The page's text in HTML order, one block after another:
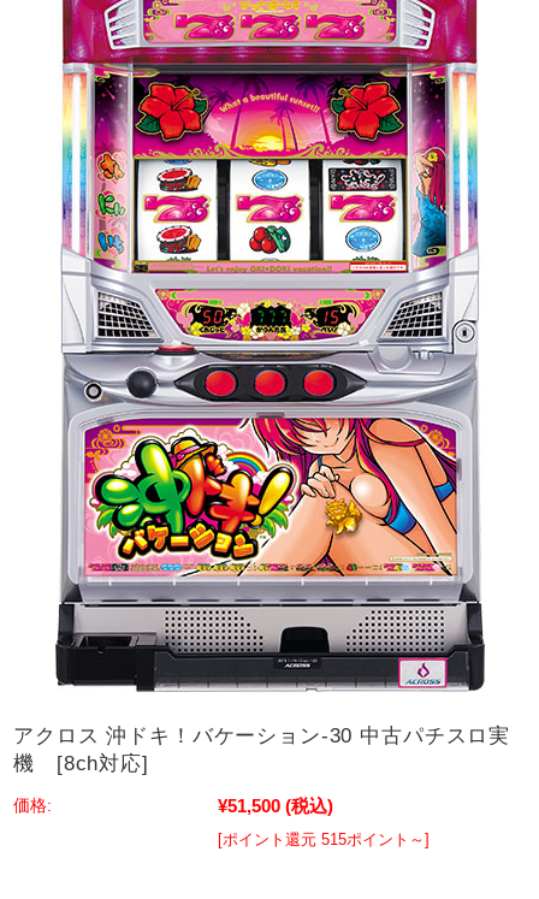
アクロス 沖ドキ！バケーション-30 中古パチスロ実
機 [8ch対応]
価格: ¥51,500 (税込)
[ポイント還元 515ポイント～]